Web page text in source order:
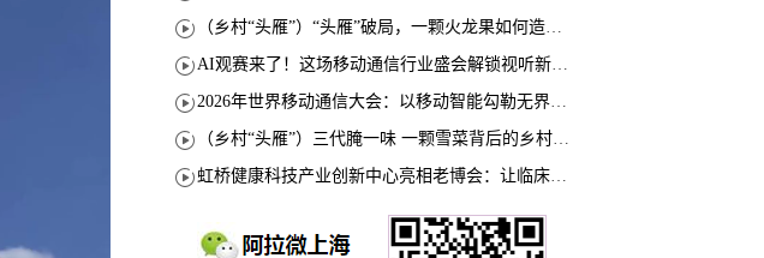
（乡村“头雁”）“头雁”破局，一颗火龙果如何造就沪上乡村特色产业化路径
AI观赛来了！这场移动通信行业盛会解锁视听新玩法
2026年世界移动通信大会：以移动智能勾勒无界普惠新愿景
（乡村“头雁”）三代腌一味 一颗雪菜背后的乡村致富经
虹桥健康科技产业创新中心亮相老博会：让临床“需求”定义银发经济新生态